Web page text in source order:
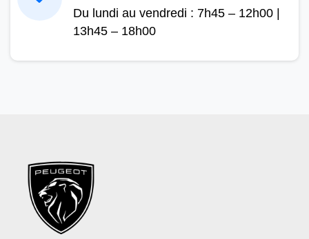
Du lundi au vendredi : 7h45 – 12h00 |
13h45 – 18h00